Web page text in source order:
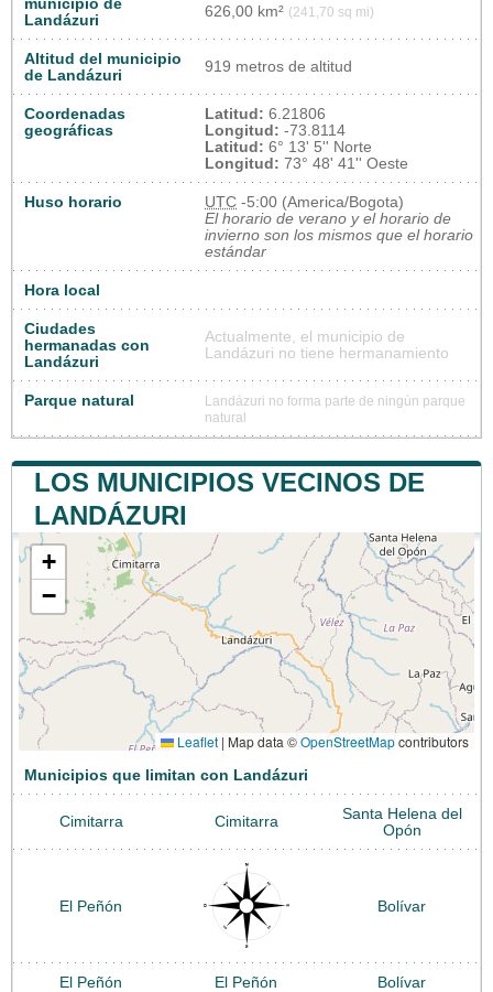
municipio de
Landázuri
626,00 km² (241,70 sq mi)
Altitud del municipio
de Landázuri
919 metros de altitud
Coordenadas
geográficas
Latitud: 6.21806
Longitud: -73.8114
Latitud: 6° 13' 5'' Norte
Longitud: 73° 48' 41'' Oeste
Huso horario UTC -5:00 (America/Bogota)
El horario de verano y el horario de
invierno son los mismos que el horario
estándar
Hora local
Ciudades
hermanadas con
Landázuri
Actualmente, el municipio de
Landázuri no tiene hermanamiento
Parque natural
Landázuri no forma parte de ningún parque
natural
LOS MUNICIPIOS VECINOS DE
LANDÁZURI
+
−
Leaflet | Map data ©OpenStreetMapcontributors
Municipios que limitan con Landázuri
Cimitarra Cimitarra
Santa Helena del
Opón
El Peñón Bolívar
El Peñón El Peñón Bolívar